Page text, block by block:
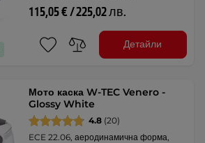
115,05 € / 225,02 лв.
Детайли
Мото каска W-TEC Venero -
Glossy White
4.8 (20)
ECE 22.06, аеродинамична форма,